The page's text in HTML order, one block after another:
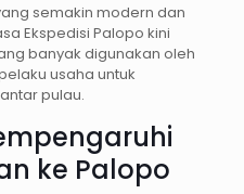
semakin modern dan
Ekspedisi Palopo kini
banyak digunakan oleh
usaha untuk
pulau.
ke Palopo